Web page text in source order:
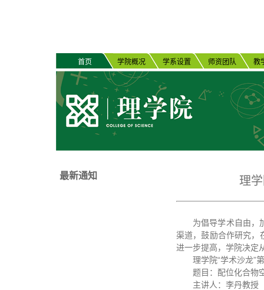
首页 学院概况 学系设置 师资团队 教
最新通知 理
为倡导学术自由，
渠道，鼓励合作研究，
进一步提高，学院决定
理学院“学术沙龙”
题目：配位化合物
主讲人：李丹教授